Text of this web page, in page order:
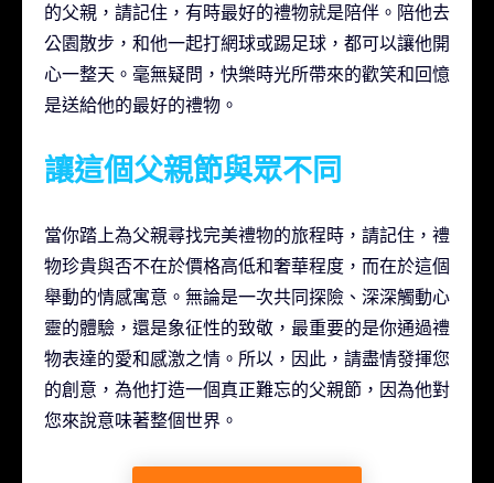
的父親，請記住，有時最好的禮物就是陪伴。陪他去
公園散步，和他一起打網球或踢足球，都可以讓他開
心一整天。毫無疑問，快樂時光所帶來的歡笑和回憶
是送給他的最好的禮物。
讓這個父親節與眾不同
當你踏上為父親尋找完美禮物的旅程時，請記住，禮
物珍貴與否不在於價格高低和奢華程度，而在於這個
舉動的情感寓意。無論是一次共同探險、深深觸動心
靈的體驗，還是象征性的致敬，最重要的是你通過禮
物表達的愛和感激之情。所以，因此，請盡情發揮您
的創意，為他打造一個真正難忘的父親節，因為他對
您來說意味著整個世界。